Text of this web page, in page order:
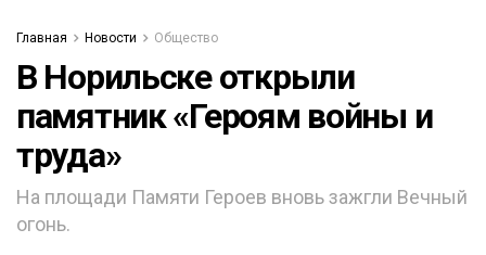
Главная Новости Общество
В Норильске открыли
памятник «Героям войны и
труда»
На площади Памяти Героев вновь зажгли Вечный
огонь.